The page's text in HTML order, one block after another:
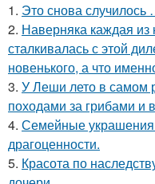
1. Это снова случилось
2. Наверняка каждая из
сталкивалась с этой
новенького, а что
3. У Леши лето в самом
походами за грибами и
4. Семейные
драгоценности.
5. Красота по